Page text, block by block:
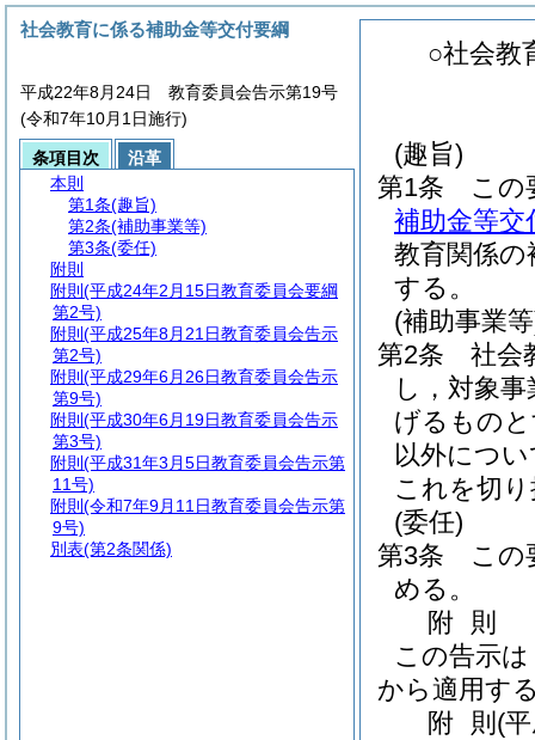
○社会教
(趣旨)
第1条
この
補助金等交
教育関係
する。
(補助事業
第2条
社会
し，対象
げるもの
以外につ
これを切
(委任)
第3条
この
める。
附 則
この告示
から適用す
附 則 (
社会教育に係る補助金等交付要綱
平成22年8月24日 教育委員会告示第19号
(令和7年10月1日施行)
条項目次
沿革
本則
第1条(趣旨)
第2条(補助事業等)
第3条(委任)
附則
附則 (平成24年2月15日教育委員会要綱
第2号)
附則 (平成25年8月21日教育委員会告示
第2号)
附則 (平成29年6月26日教育委員会告示
第9号)
附則 (平成30年6月19日教育委員会告示
第3号)
附則 (平成31年3月5日教育委員会告示第
11号)
附則 (令和7年9月11日教育委員会告示第
9号)
別表(第2条関係)